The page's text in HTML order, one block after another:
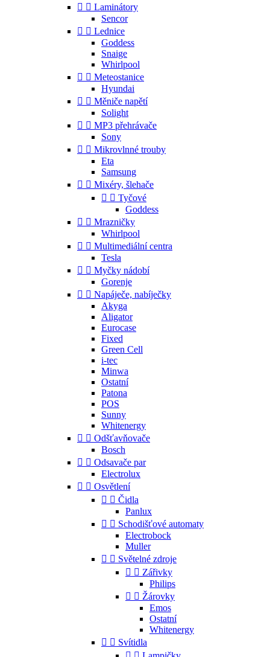
  Laminátory
Sencor
  Lednice
Goddess
Snaige
Whirlpool
  Meteostanice
Hyundai
  Měniče napětí
Solight
  MP3 přehrávače
Sony
  Mikrovlnné trouby
Eta
Samsung
  Mixéry, šlehače
  Tyčové
Goddess
  Mrazničky
Whirlpool
  Multimediální centra
Tesla
  Myčky nádobí
Gorenje
  Napáječe, nabíječky
Akyga
Aligator
Eurocase
Fixed
Green Cell
i-tec
Minwa
Ostatní
Patona
POS
Sunny
Whitenergy
  Odšťavňovače
Bosch
  Odsavače par
Electrolux
  Osvětlení
  Čidla
Panlux
  Schodišťové automaty
Electrobock
Muller
  Světelné zdroje
  Zářivky
Philips
  Žárovky
Emos
Ostatní
Whitenergy
  Svítidla